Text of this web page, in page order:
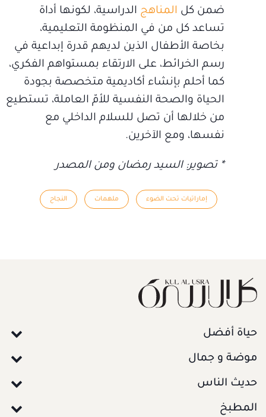
ضمن كل المناهج الدراسية، لكونها أداة
تساعد كل من في المنظومة التعليمية،
بخاصة الأطفال الذين لديهم قدرة إبداعية في
رسم الخرائط، على الارتقاء بمستواهم الفكري،
كما أحلم بإنشاء أكاديمية متخصصة بجودة
الحياة والصحة النفسية للأمّ العاملة، تستطيع
من خلالها أن تصل للسلام الداخلي مع
نفسها، ومع الآخرين.
* تصوير: السيد رمضان ومن المصدر
إماراتيات تحت الضوء ملهمات النجاح
حياة أفضل
موضة و جمال
حديث الناس
المطبخ